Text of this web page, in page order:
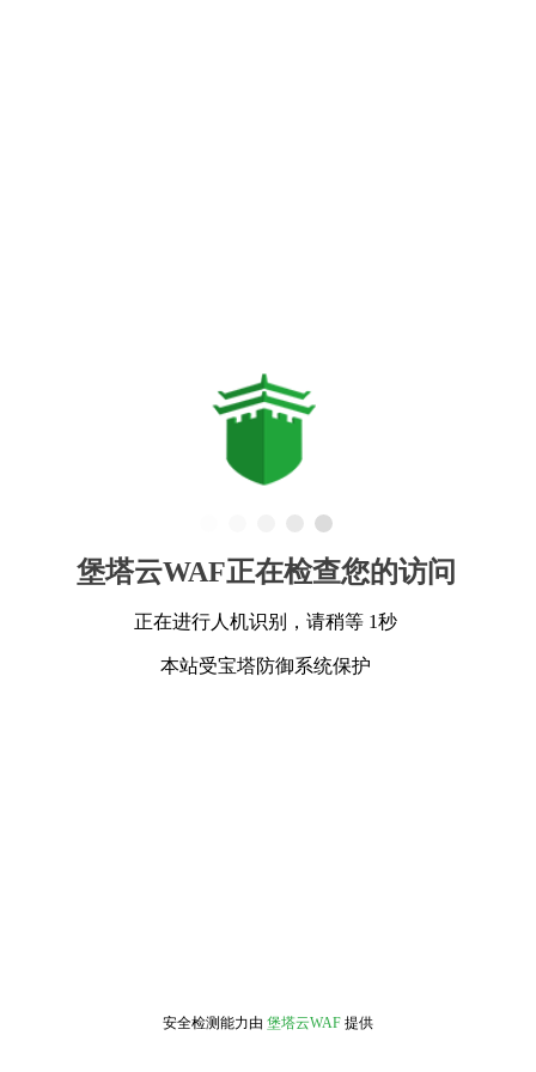
堡塔云WAF正在检查您的访问
正在进行人机识别，请稍等 1秒
本站受宝塔防御系统保护
安全检测能力由 堡塔云WAF 提供